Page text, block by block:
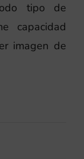
tipo de
capacidad
imagen de